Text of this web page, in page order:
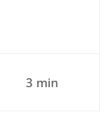
3 min